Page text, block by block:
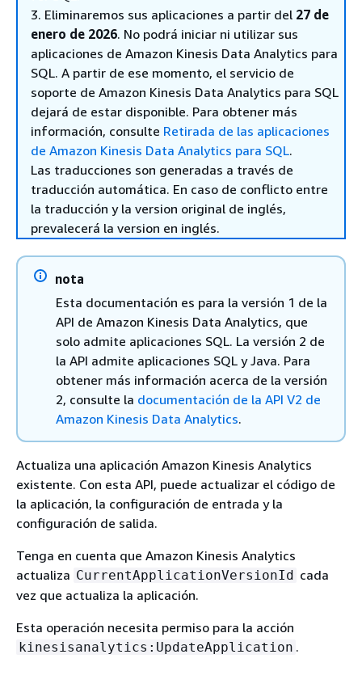
3. Eliminaremos sus aplicaciones a partir del 27 de
enero de 2026. No podrá iniciar ni utilizar sus
aplicaciones de Amazon Kinesis Data Analytics para
SQL. A partir de ese momento, el servicio de
soporte de Amazon Kinesis Data Analytics para SQL
dejará de estar disponible. Para obtener más
información, consulte Retirada de las aplicaciones
de Amazon Kinesis Data Analytics para SQL.
Las traducciones son generadas a través de
traducción automática. En caso de conflicto entre
la traducción y la version original de inglés,
prevalecerá la version en inglés.
nota
Esta documentación es para la versión 1 de la
API de Amazon Kinesis Data Analytics, que
solo admite aplicaciones SQL. La versión 2 de
la API admite aplicaciones SQL y Java. Para
obtener más información acerca de la versión
2, consulte la documentación de la API V2 de
Amazon Kinesis Data Analytics.
Actualiza una aplicación Amazon Kinesis Analytics
existente. Con esta API, puede actualizar el código de
la aplicación, la configuración de entrada y la
configuración de salida.
Tenga en cuenta que Amazon Kinesis Analytics
actualiza CurrentApplicationVersionId cada
vez que actualiza la aplicación.
Esta operación necesita permiso para la acción
kinesisanalytics:UpdateApplication .